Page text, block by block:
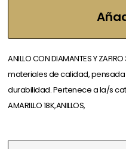
ANILLO CON DIAMANTES Y
materiales de calidad,
durabilidad. Pertenece a la/s
AMARILLO 18K,ANILLOS,